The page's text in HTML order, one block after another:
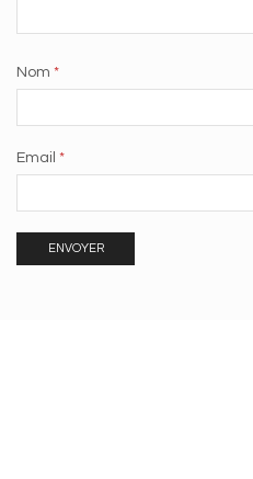
Nom *
Email *